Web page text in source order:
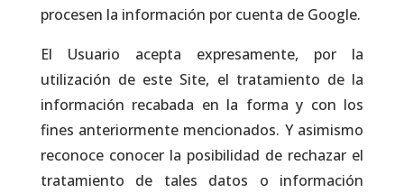
procesen la información por cuenta de Google.
El Usuario acepta expresamente, por la
utilización de este Site, el tratamiento de la
información recabada en la forma y con los
fines anteriormente mencionados. Y asimismo
reconoce conocer la posibilidad de rechazar el
tratamiento de tales datos o información